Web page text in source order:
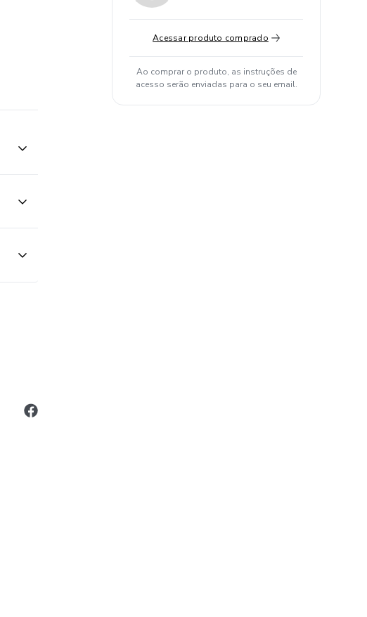
Acessar produto comprado
Ao comprar o produto, as instruções de
acesso serão enviadas para o seu email.